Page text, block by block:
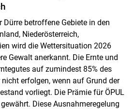
to main content
Dürre betroffene Gebiete in den
Niederösterreich,
wird die Wettersituation 2026
Gewalt anerkannt. Die Ernte und
auf zumindest 85% des
erfolgen, wenn auf Grund der
vorliegt. Die Prämie für ÖPUL
Diese Ausnahmeregelung